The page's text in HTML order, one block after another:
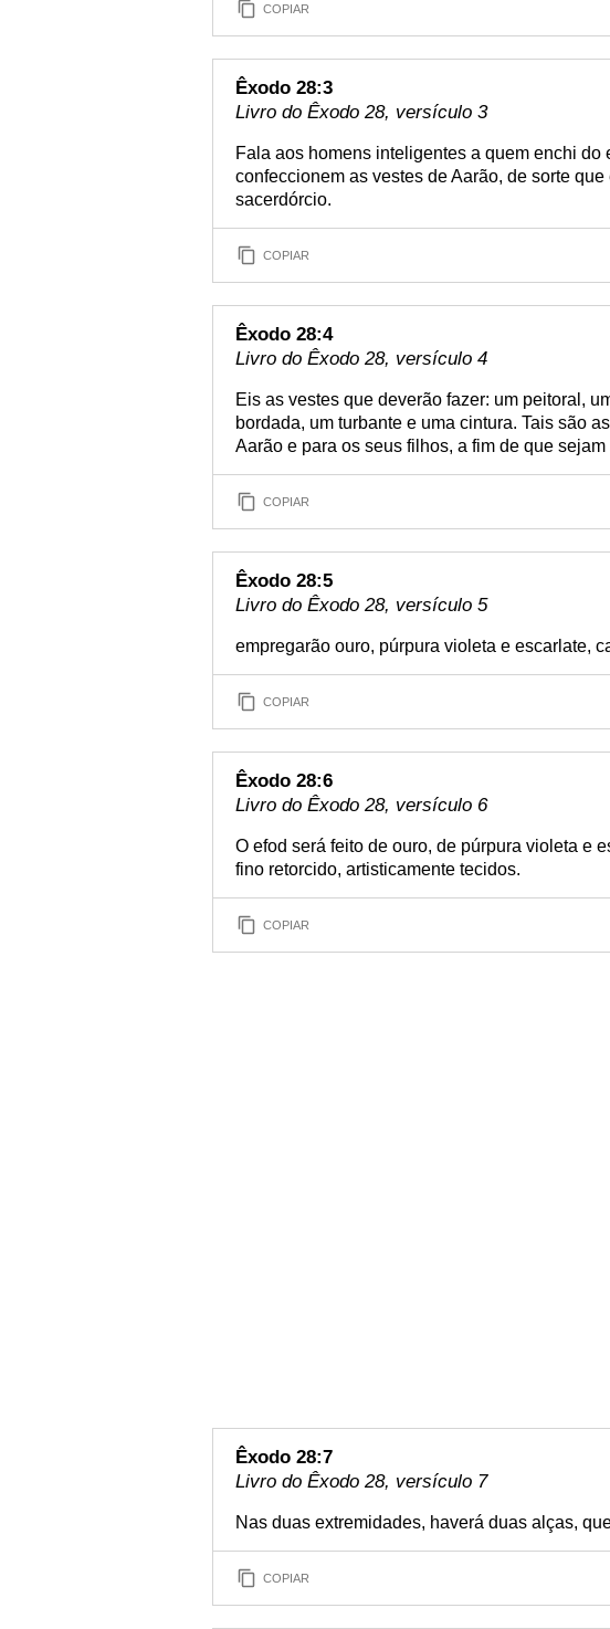
COPIAR
Êxodo 28:3
Livro do Êxodo 28, versículo 3
Fala aos homens inteligentes a quem enchi
confeccionem as vestes de Aarão, de sorte
sacerdórcio.
COPIAR
Êxodo 28:4
Livro do Êxodo 28, versículo 4
Eis as vestes que deverão fazer: um peitoral,
bordada, um turbante e uma cintura. Tais são
Aarão e para os seus filhos, a fim de que
COPIAR
Êxodo 28:5
Livro do Êxodo 28, versículo 5
empregarão ouro, púrpura violeta e escarlate,
COPIAR
Êxodo 28:6
Livro do Êxodo 28, versículo 6
O efod será feito de ouro, de púrpura violeta e
fino retorcido, artisticamente tecidos.
COPIAR
Êxodo 28:7
Livro do Êxodo 28, versículo 7
Nas duas extremidades, haverá duas alças,
COPIAR